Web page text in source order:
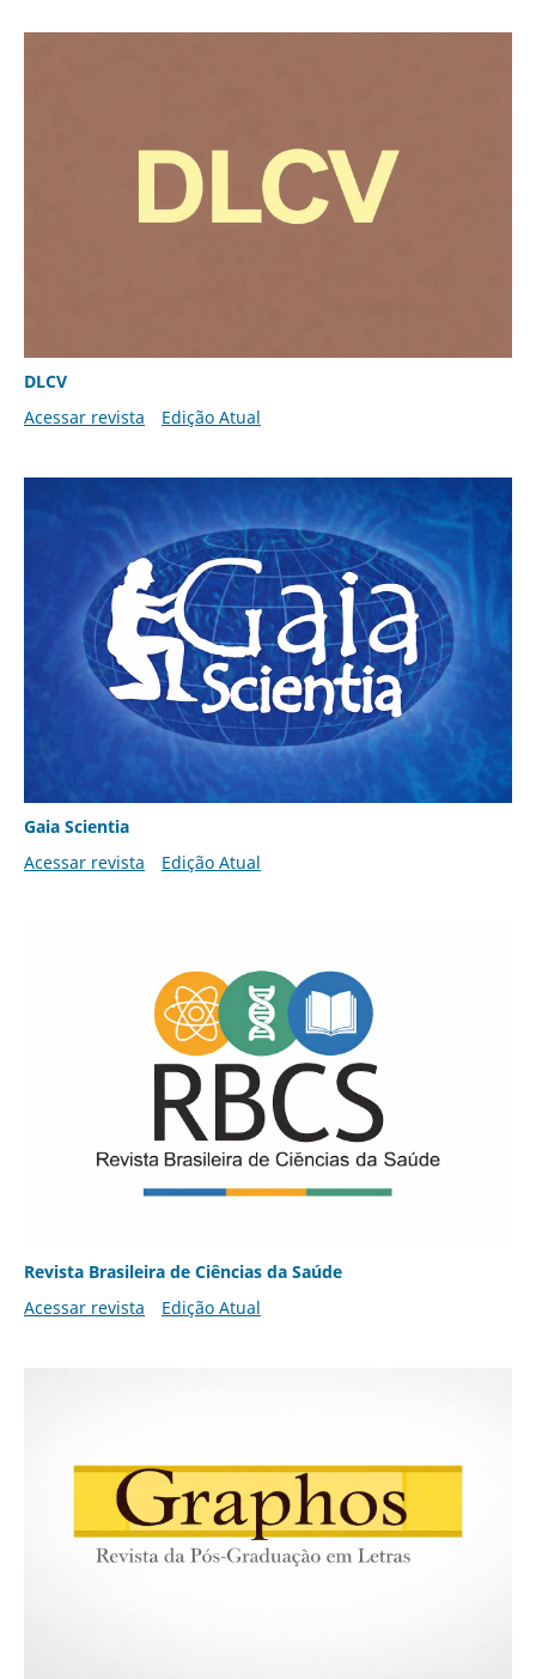
DLCV
Acessar revista
Edição Atual
Gaia Scientia
Acessar revista
Edição Atual
Revista Brasileira de Ciências da Saúde
Acessar revista
Edição Atual